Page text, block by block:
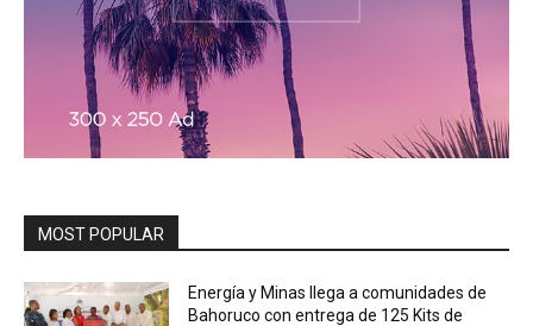
MOST POPULAR
Energía y Minas llega a comunidades de
Bahoruco con entrega de 125 Kits de